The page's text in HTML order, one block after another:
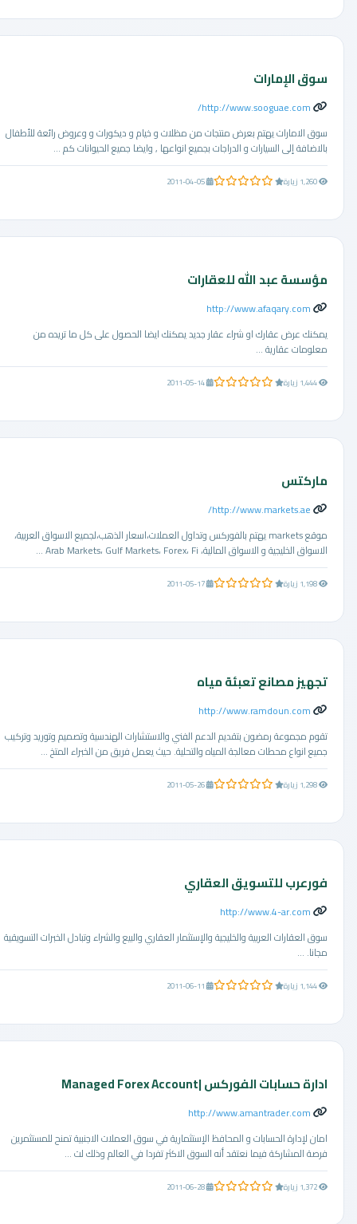
سوق الإمارات
http://www.sooguae.com/
سوق الامارات يهتم بعرض منتجات من مظلات و خيام و ديكورات و وعروض رائعة للأطفال
بالاضافة إلى السيارات و الدراجات بجميع انواعها , وايضا جميع الحيوانات كم ...
0.0 من 5 نجوم 2011-04-05
مؤسسة عبد الله للعقارات
http://www.afaqary.com
يمكنك عرض عقارك او شراء عقار جديد يمكنك ايضا الحصول على كل ما تريده من
معلومات عقارية ...
0.0 من 5 نجوم 2011-05-14
ماركتس
http://www.markets.ae/
موقع markets يهتم بالفوركس وتداول العملات،اسعار الذهب،لجميع الاسواق العربية،
الاسواق الخليجية و الاسواق المالية، Arab Markets، Gulf Markets، Forex، Fi ...
0.0 من 5 نجوم 2011-05-17
تجهيز مصانع تعبئة مياه
http://www.ramdoun.com
تقوم مجموعة رمضون بتقديم الدعم الفني والاستشارات الهندسية وتصميم وتوريد وتركيب
جميع انواع محطات معالجة المياه والتحلية. حيث يعمل فريق من الخبراء المتخ ...
0.0 من 5 نجوم 2011-05-26
فورعرب للتسويق العقاري
http://www.4-ar.com
سوق العقارات العربية والخليجية والإستثمار العقاري والبيع والشراء وتبادل الخبرات التسويقية
مجانا. ...
0.0 من 5 نجوم 2011-06-11
ادارة حسابات الفوركس |Managed Forex Account
http://www.amantrader.com
امان لإدارة الحسابات و المحافظ الإستثمارية في سوق العملات الاجنبية تمنح للمستثمرين
فرصة المشاركة فيما نعتقد أنه السوق الاكثر تفردا في العالم وذلك لت ...
0.0 من 5 نجوم 2011-06-28